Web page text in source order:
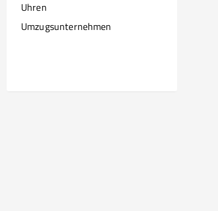
Uhren
Umzugsunternehmen